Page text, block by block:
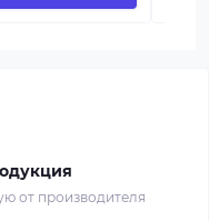
от производителя